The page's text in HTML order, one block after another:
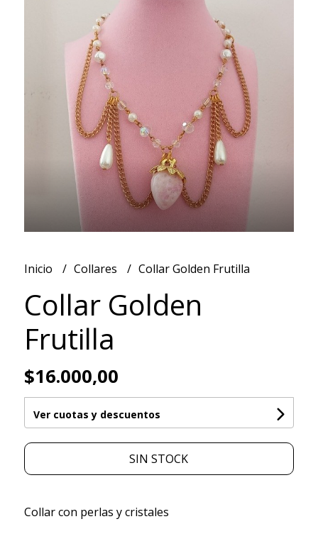
Inicio Collares Collar Golden Frutilla
Collar Golden
Frutilla
$16.000,00
Ver cuotas y descuentos
SIN STOCK
Collar con perlas y cristales